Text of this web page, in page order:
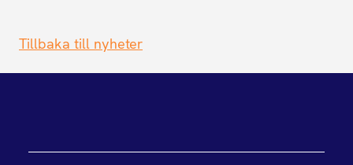
Tillbaka till nyheter